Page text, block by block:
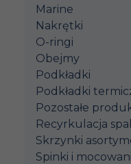
Marine
Nakrętki
O-ringi
Obejmy
Podkładki
Podkładki
Pozostałe
Recyrkulacja
Skrzynki
Spinki i